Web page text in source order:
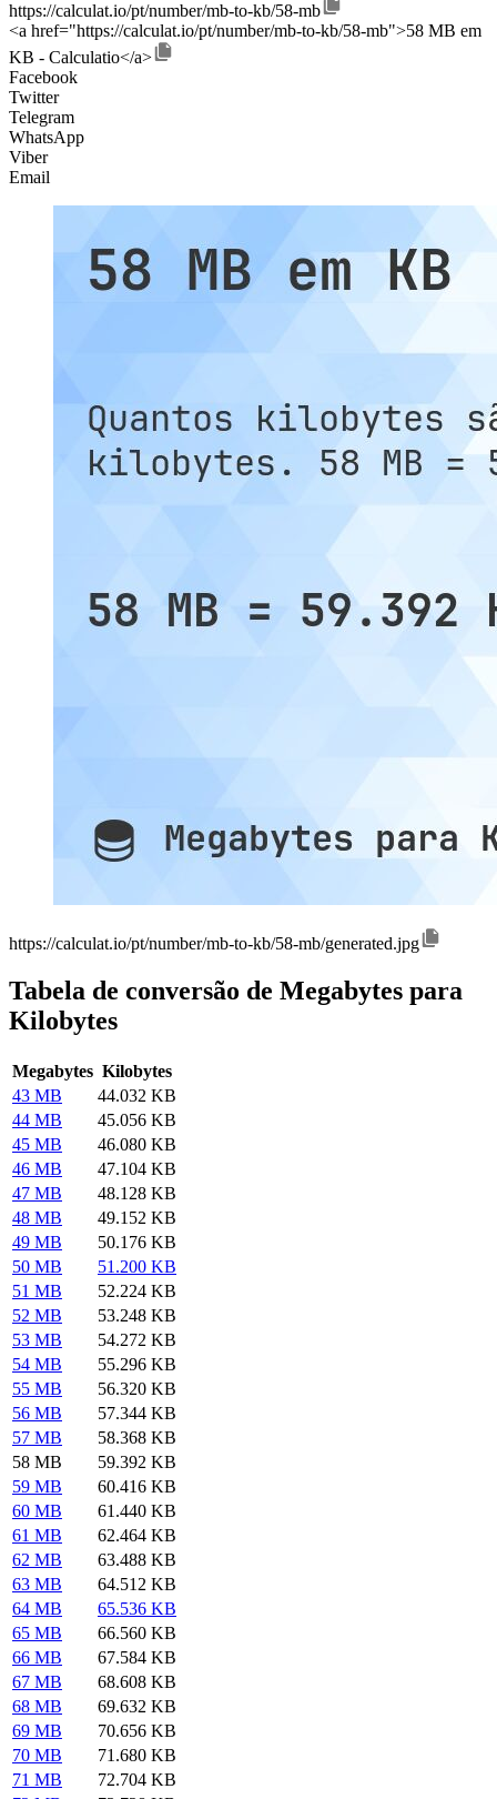
https://calculat.io/pt/number/mb-to-kb/58-mb
<a href="https://calculat.io/pt/number/mb-to-kb/58-mb">58 MB em
KB - Calculatio</a>
Facebook
Twitter
Telegram
WhatsApp
Viber
Email
https://calculat.io/pt/number/mb-to-kb/58-mb/generated.jpg
Tabela de conversão de Megabytes para
Kilobytes
Megabytes Kilobytes
43 MB
44.032 KB
44 MB
45.056 KB
45 MB
46.080 KB
46 MB
47.104 KB
47 MB
48.128 KB
48 MB
49.152 KB
49 MB
50.176 KB
50 MB
51.200 KB
51 MB
52.224 KB
52 MB
53.248 KB
53 MB
54.272 KB
54 MB
55.296 KB
55 MB
56.320 KB
56 MB
57.344 KB
57 MB
58.368 KB
58 MB
59.392 KB
59 MB
60.416 KB
60 MB
61.440 KB
61 MB
62.464 KB
62 MB
63.488 KB
63 MB
64.512 KB
64 MB
65.536 KB
65 MB
66.560 KB
66 MB
67.584 KB
67 MB
68.608 KB
68 MB
69.632 KB
69 MB
70.656 KB
70 MB
71.680 KB
71 MB
72.704 KB